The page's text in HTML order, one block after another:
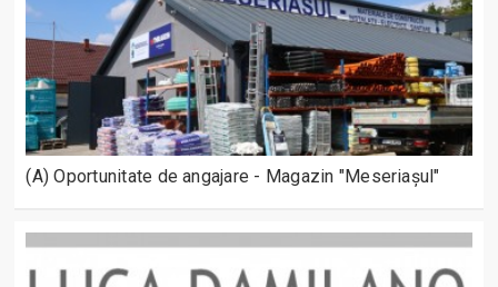
(A) Oportunitate de angajare - Magazin "Meseriașul"